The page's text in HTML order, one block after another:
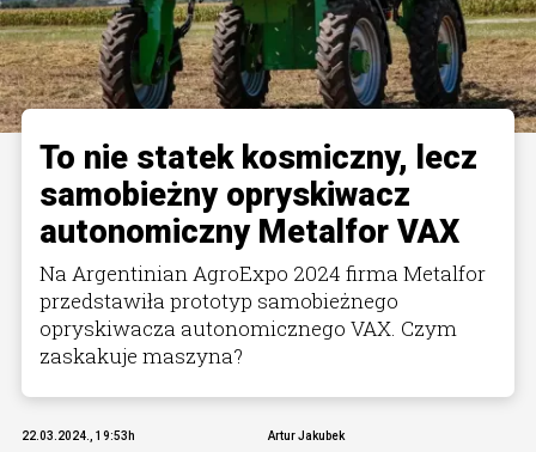
To nie statek kosmiczny, lecz
samobieżny opryskiwacz
autonomiczny Metalfor VAX
Na Argentinian AgroExpo 2024 firma Metalfor
przedstawiła prototyp samobieżnego
opryskiwacza autonomicznego VAX. Czym
zaskakuje maszyna?
22.03.2024., 19:53h Artur Jakubek